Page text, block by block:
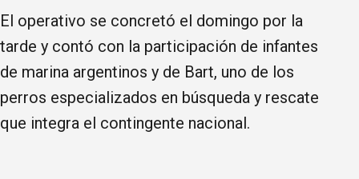
El operativo se concretó el domingo por la
tarde y contó con la participación de infantes
de marina argentinos y de Bart, uno de los
perros especializados en búsqueda y rescate
que integra el contingente nacional.